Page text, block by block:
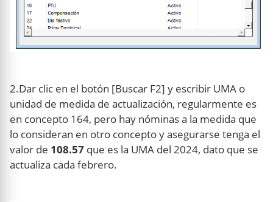
2.Dar clic en el botón [Buscar F2] y escribir UMA o
unidad de medida de actualización, regularmente es
en concepto 164, pero hay nóminas a la medida que
lo consideran en otro concepto y asegurarse tenga el
valor de 108.57 que es la UMA del 2024, dato que se
actualiza cada febrero.